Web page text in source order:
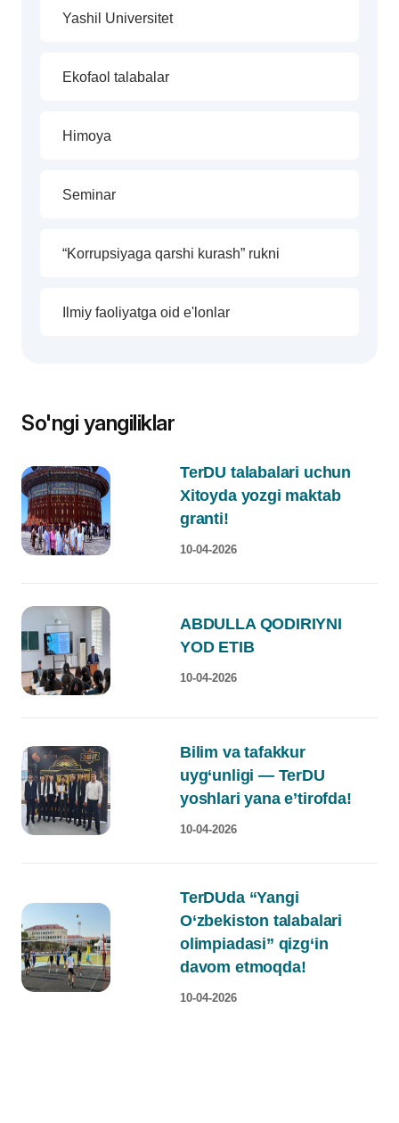
Yashil Universitet
Ekofaol talabalar
Himoya
Seminar
“Korrupsiyaga qarshi kurash” rukni
Ilmiy faoliyatga oid e'lonlar
So'ngi yangiliklar
TerDU talabalari uchun
Xitoyda yozgi maktab
granti!
10-04-2026
ABDULLA QODIRIYNI
YOD ETIB
10-04-2026
Bilim va tafakkur
uyg‘unligi — TerDU
yoshlari yana e’tirofda!
10-04-2026
TerDUda “Yangi
O‘zbekiston talabalari
olimpiadasi” qizg‘in
davom etmoqda!
10-04-2026